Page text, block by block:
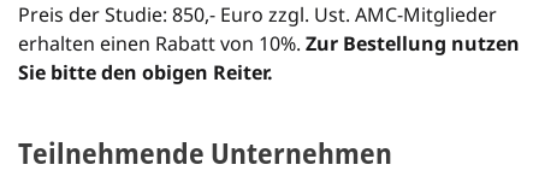
Preis der Studie: 850,- Euro zzgl. Ust. AMC-Mitglieder
erhalten einen Rabatt von 10%. Zur Bestellung nutzen
Sie bitte den obigen Reiter.
Teilnehmende Unternehmen